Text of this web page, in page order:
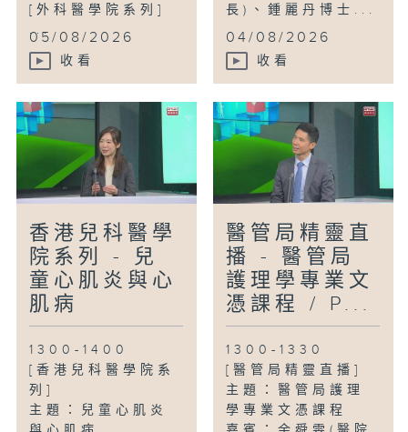
[外科醫學院系列]
...
05/08/2026
收看
長)、鍾麗丹博士...
04/08/2026
收看
香港兒科醫學
院系列 - 兒
童心肌炎與心
肌病
1300-1400
[香港兒科醫學院系
列]
主題：兒童心肌炎
醫管局精靈直
播 - 醫管局
護理學專業文
憑課程 / P...
1300-1330
[醫管局精靈直播]
主題：醫管局護理
學專業文憑課程